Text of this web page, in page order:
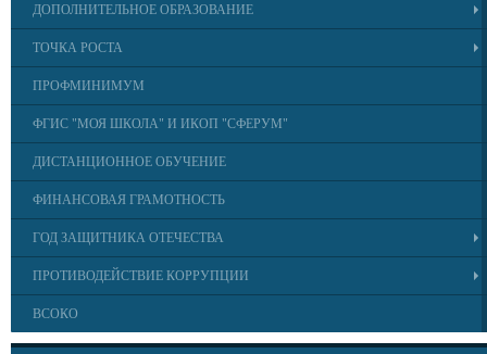
ДОПОЛНИТЕЛЬНОЕ ОБРАЗОВАНИЕ
ТОЧКА РОСТА
ПРОФМИНИМУМ
ФГИС "МОЯ ШКОЛА" И ИКОП "СФЕРУМ"
ДИСТАНЦИОННОЕ ОБУЧЕНИЕ
ФИНАНСОВАЯ ГРАМОТНОСТЬ
ГОД ЗАЩИТНИКА ОТЕЧЕСТВА
ПРОТИВОДЕЙСТВИЕ КОРРУПЦИИ
ВСОКО